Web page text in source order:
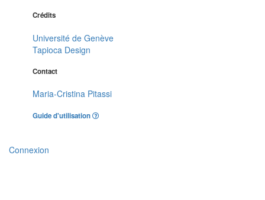
Crédits
Université de Genève
Tapioca Design
Contact
Maria-Cristina Pitassi
Guide d'utilisation
Connexion